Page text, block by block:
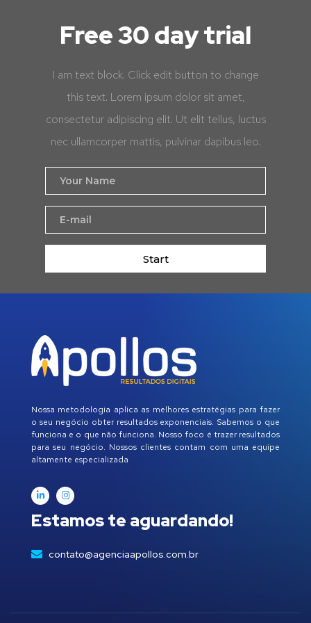
Free 30 day trial
I am text block. Click edit button to change
this text. Lorem ipsum dolor sit amet,
consectetur adipiscing elit. Ut elit tellus, luctus
nec ullamcorper mattis, pulvinar dapibus leo.
Start
Nossa metodologia aplica as melhores estratégias para fazer
o seu negócio obter resultados exponenciais. Sabemos o que
funciona e o que não funciona. Nosso foco é trazer resultados
para seu negócio. Nossos clientes contam com uma equipe
altamente especializada
Estamos te aguardando!
contato@agenciaapollos.com.br